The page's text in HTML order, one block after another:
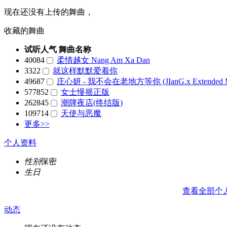
现在还没有上传的舞曲，
收藏的舞曲
试听人气 舞曲名称
40084
柔情越女 Nang Am Xa Dan
3322
就这样默默爱着你
49687
庄心妍 - 我不会在老地方等你 (JIanG.x Extended
577852
女士慢摇正版
262845
潮牌夜店(终结版)
109714
天使与恶魔
更多>>
个人资料
性别保密
生日
查看全部个
动态